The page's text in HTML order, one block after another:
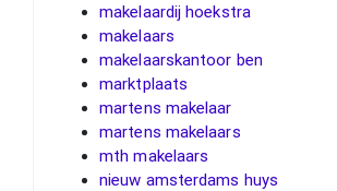
makelaardij hoekstra
makelaars
makelaarskantoor ben
marktplaats
martens makelaar
martens makelaars
mth makelaars
nieuw amsterdams huys